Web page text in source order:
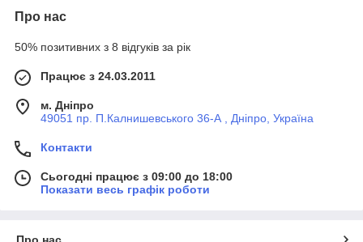
Про нас
50% позитивних з 8 відгуків за рік
Працює з 24.03.2011
м. Дніпро
49051 пр. П.Калнишевського 36-А , Дніпро, Україна
Контакти
Сьогодні працює з 09:00 до 18:00
Показати весь графік роботи
Про нас